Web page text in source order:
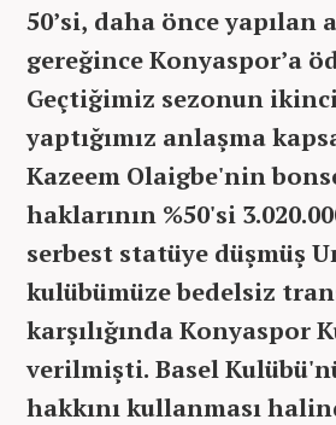
50’si, daha önce yapılan
gereğince Konyaspor’a
Geçtiğimiz sezonun
yaptığımız anlaşma
Kazeem Olaigbe'nin
haklarının %50'si
serbest statüye düşmüş
kulübümüze bedelsiz
karşılığında Konyaspor
verilmişti. Basel
hakkını kullanması